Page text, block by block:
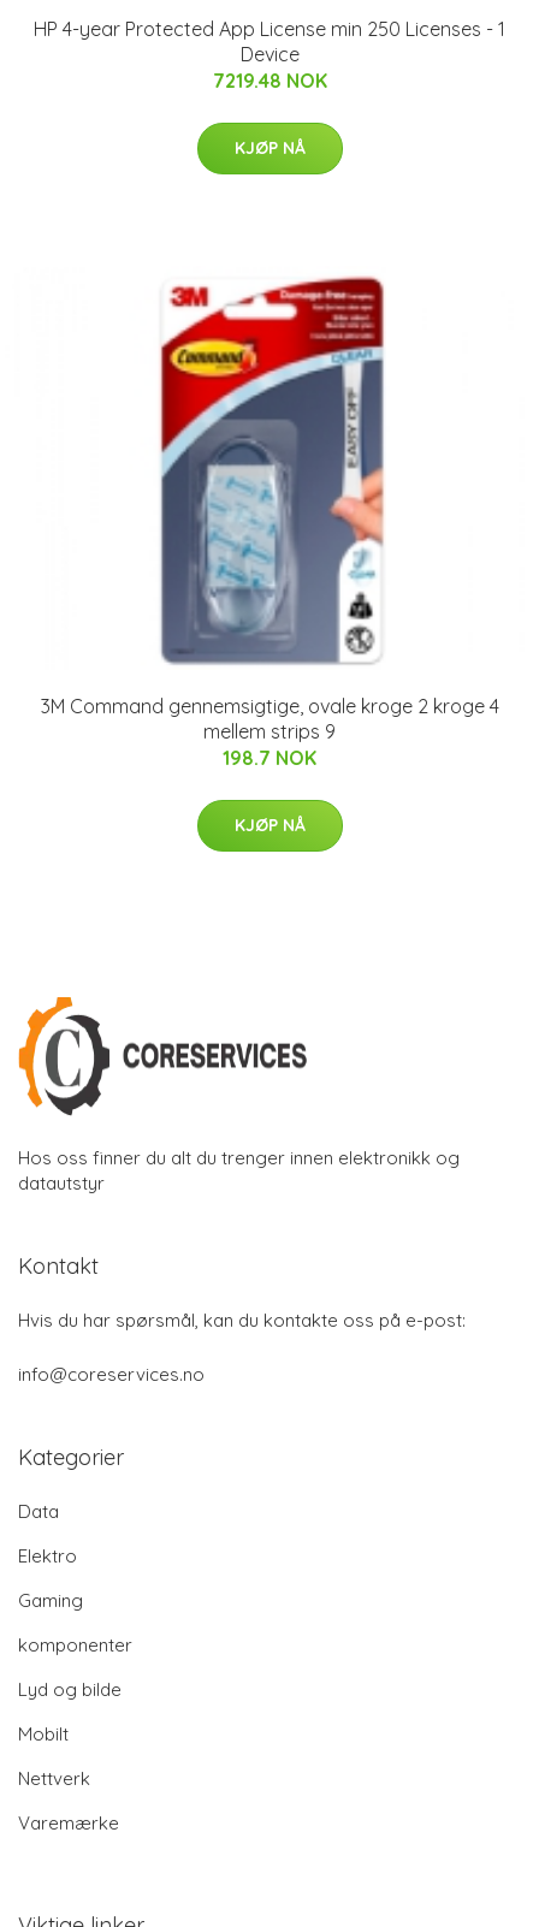
HP 4-year Protected App License min 250 Licenses - 1
Device
7219.48 NOK
KJØP NÅ
3M Command gennemsigtige, ovale kroge 2 kroge 4
mellem strips 9
198.7 NOK
KJØP NÅ
Hos oss finner du alt du trenger innen elektronikk og
datautstyr
Kontakt
Hvis du har spørsmål, kan du kontakte oss på e-post:
info@coreservices.no
Kategorier
Data
Elektro
Gaming
komponenter
Lyd og bilde
Mobilt
Nettverk
Varemærke